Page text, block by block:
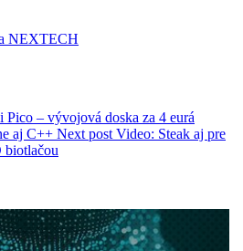
NEXTECH
Pico – vývojová doska za 4 eurá
aj C++ Next post Video: Steak aj pre
biotlačou